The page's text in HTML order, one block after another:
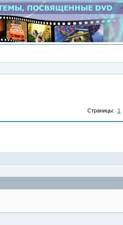
Страницы: 1